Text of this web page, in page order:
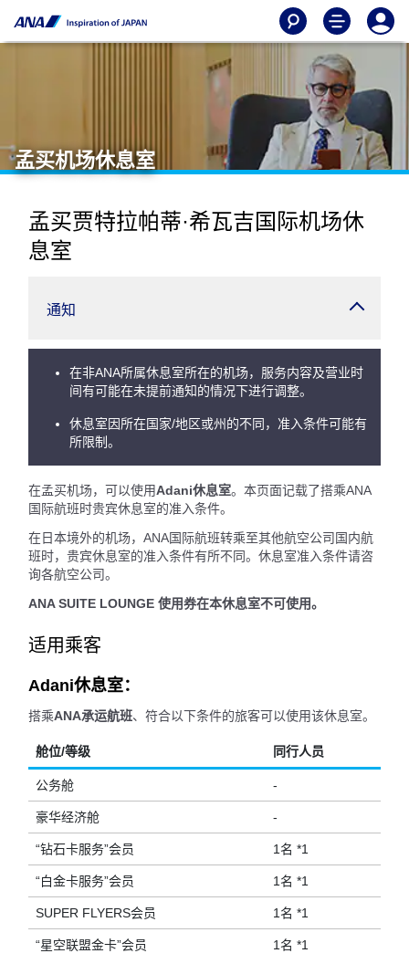
孟买机场休息室
孟买贾特拉帕蒂·希瓦吉国际机场休
息室
通知
在非ANA所属休息室所在的机场，服务内容及营业时
间有可能在未提前通知的情况下进行调整。
休息室因所在国家/地区或州的不同，准入条件可能有
所限制。
在孟买机场，可以使用Adani休息室。本页面记载了搭乘ANA
国际航班时贵宾休息室的准入条件。
在日本境外的机场，ANA国际航班转乘至其他航空公司国内航
班时，贵宾休息室的准入条件有所不同。休息室准入条件请咨
询各航空公司。
ANA SUITE LOUNGE 使用券在本休息室不可使用。
适用乘客
Adani休息室：
搭乘ANA承运航班、符合以下条件的旅客可以使用该休息室。
舱位/等级 同行人员
公务舱 -
豪华经济舱 -
“钻石卡服务”会员 1名 *1
“白金卡服务”会员 1名 *1
SUPER FLYERS会员 1名 *1
“星空联盟金卡”会员 1名 *1